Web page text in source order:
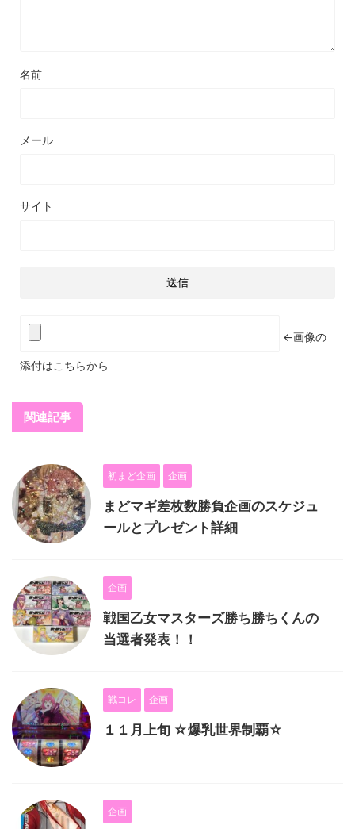
名前
メール
サイト
←画像の
添付はこちらから
関連記事
初まど企画 企画
まどマギ差枚数勝負企画のスケジュ
ールとプレゼント詳細
企画
戦国乙女マスターズ勝ち勝ちくんの
当選者発表！！
戦コレ 企画
１１月上旬 ☆爆乳世界制覇☆
企画